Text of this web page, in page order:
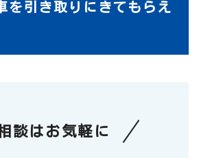
を引き取りにきてもらえ
談はお気軽に